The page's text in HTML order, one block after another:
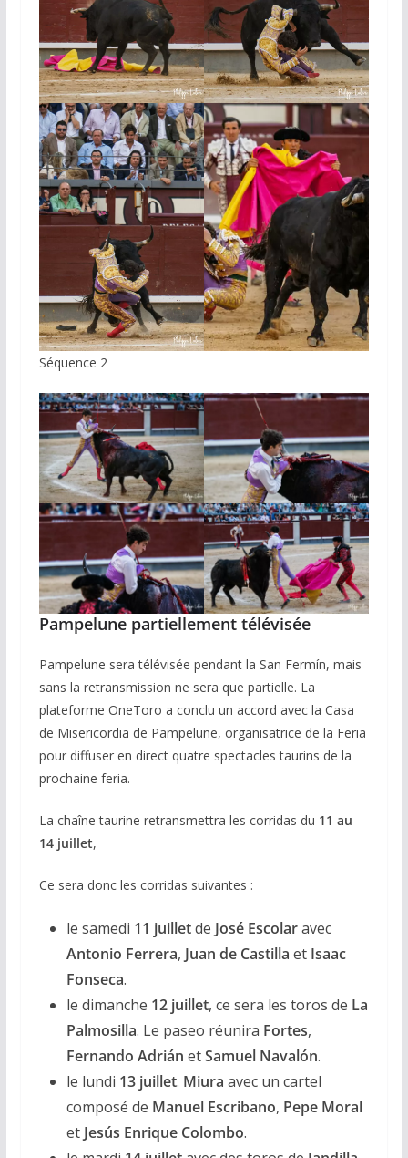
Séquence 2
Pampelune partiellement télévisée
Pampelune sera télévisée pendant la San Fermín, mais
sans la retransmission ne sera que partielle. La
plateforme OneToro a conclu un accord avec la Casa
de Misericordia de Pampelune, organisatrice de la Feria
pour diffuser en direct quatre spectacles taurins de la
prochaine feria.
La chaîne taurine retransmettra les corridas du 11 au
14 juillet,
Ce sera donc les corridas suivantes :
le samedi 11 juilletde José Escolaravec
Antonio Ferrera, Juan de Castilla et Isaac
Fonseca.
le dimanche 12 juillet, ce sera les toros de La
Palmosilla. Le paseo réunira Fortes,
Fernando Adrián etSamuel Navalón.
le lundi 13 juillet. Miura avec un cartel
composé de Manuel Escribano, Pepe Moral
et Jesús Enrique Colombo.